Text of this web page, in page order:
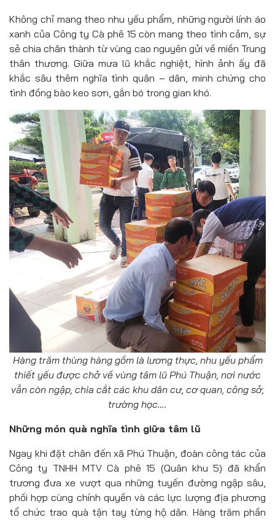
Không chỉ mang theo nhu yếu phẩm, những người lính áo
xanh của Công ty Cà phê 15 còn mang theo tình cảm, sự
sẻ chia chân thành từ vùng cao nguyên gửi về miền Trung
thân thương. Giữa mưa lũ khắc nghiệt, hình ảnh ấy đã
khắc sâu thêm nghĩa tình quân – dân, minh chứng cho
tình đồng bào keo sơn, gắn bó trong gian khó.
Hàng trăm thùng hàng gồm là lương thực, nhu yếu phẩm
thiết yếu được chở về vùng tâm lũ Phú Thuận, nơi nước
vẫn còn ngập, chia cắt các khu dân cư, cơ quan, công sở,
trường học….
Những món quà nghĩa tình giữa tâm lũ
Ngay khi đặt chân đến xã Phú Thuận, đoàn công tác của
Công ty TNHH MTV Cà phê 15 (Quân khu 5) đã khẩn
trương đưa xe vượt qua những tuyến đường ngập sâu,
phối hợp cùng chính quyền và các lực lượng địa phương
tổ chức trao quà tận tay từng hộ dân. Hàng trăm phần